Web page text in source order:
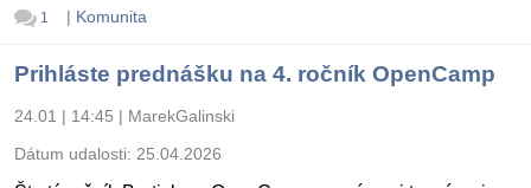
1 | Komunita
Prihláste prednášku na 4. ročník OpenCamp
24.01 | 14:45 | MarekGalinski
Dátum udalosti: 25.04.2026